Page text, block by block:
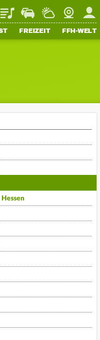
PlaylistStaupilotWetterWebcam
FREIZEIT FFH-WELT